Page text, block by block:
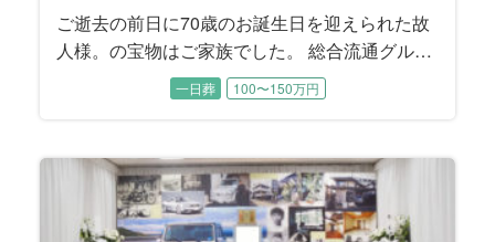
ご逝去の前日に70歳のお誕生日を迎えられた故
人様。の宝物はご家族でした。 総合流通グルー
プにお勤めでいらした喪主様は転勤も多く、故
人様はご家族そろって全国をめぐりました。 ３
た故人様にとって、ご家族が一番の宝物でし
一日葬 100〜150万円